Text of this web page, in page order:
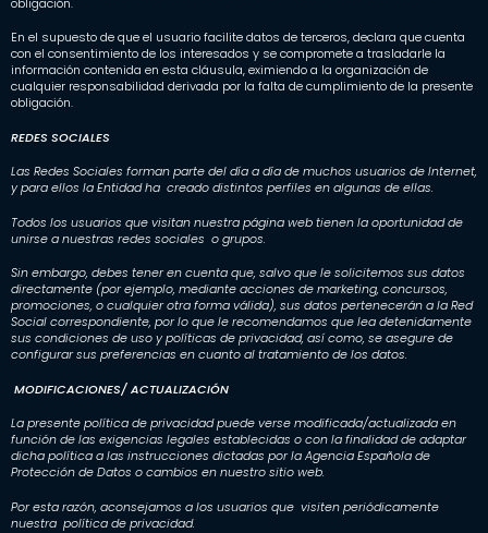
En el supuesto de que el usuario facilite datos de terceros, declara que cuenta
con el consentimiento de los interesados y se compromete a trasladarle la
información contenida en esta cláusula, eximiendo a la organización de
cualquier responsabilidad derivada por la falta de cumplimiento de la presente
obligación.
REDES SOCIALES
Las Redes Sociales forman parte del día a día de muchos usuarios de Internet,
y para ellos la Entidad ha creado distintos perfiles en algunas de ellas.
Todos los usuarios que visitan nuestra página web tienen la oportunidad de
unirse a nuestras redes sociales o grupos.
Sin embargo, debes tener en cuenta que, salvo que le solicitemos sus datos
directamente (por ejemplo, mediante acciones de marketing, concursos,
promociones, o cualquier otra forma válida), sus datos pertenecerán a la Red
Social correspondiente, por lo que le recomendamos que lea detenidamente
sus condiciones de uso y políticas de privacidad, así como, se asegure de
configurar sus preferencias en cuanto al tratamiento de los datos.
MODIFICACIONES/ ACTUALIZACIÓN
La presente política de privacidad puede verse modificada/actualizada en
función de las exigencias legales establecidas o con la finalidad de adaptar
dicha política a las instrucciones dictadas por la Agencia Española de
Protección de Datos o cambios en nuestro sitio web.
Por esta razón, aconsejamos a los usuarios que visiten periódicamente
nuestra política de privacidad.